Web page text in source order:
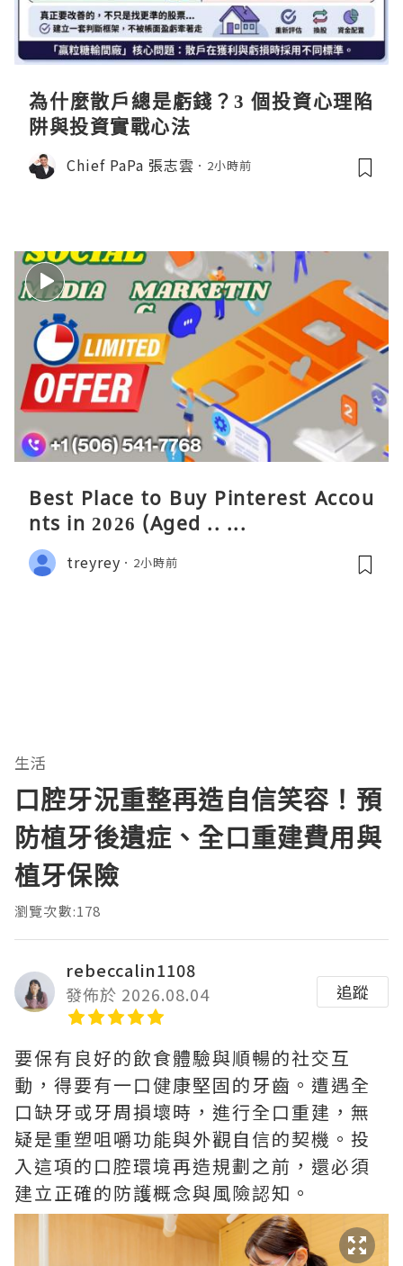
為什麼散戶總是虧錢？3 個投資心理陷
阱與投資實戰心法
Chief PaPa 張志雲 2小時前
Best Place to Buy Pinterest Accou
nts in 2026 (Aged .. ...
treyrey 2小時前
生活
口腔牙況重整再造自信笑容！預
防植牙後遺症、全口重建費用與
植牙保險
瀏覽次數:178
rebeccalin1108
發佈於 2026.08.04
追蹤
要保有良好的飲食體驗與順暢的社交互
動，得要有一口健康堅固的牙齒。遭遇全
口缺牙或牙周損壞時，進行全口重建，無
疑是重塑咀嚼功能與外觀自信的契機。投
入這項的口腔環境再造規劃之前，還必須
建立正確的防護概念與風險認知。